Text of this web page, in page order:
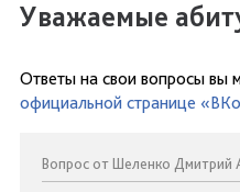
Уважаемые
Ответы на свои вопросы вы
официальной странице
Вопрос от Шеленко Дмитрий